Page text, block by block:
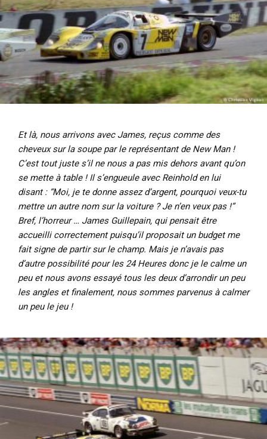
Et là, nous arrivons avec James, reçus comme des
cheveux sur la soupe par le représentant de New Man !
C’est tout juste s’il ne nous a pas mis dehors avant qu’on
se mette à table ! Il s’engueule avec Reinhold en lui
disant : “Moi, je te donne assez d’argent, pourquoi veux-tu
mettre un autre nom sur la voiture ? Je n’en veux pas !”
Bref, l’horreur … James Guillepain, qui pensait être
accueilli correctement puisqu’il proposait un budget me
fait signe de partir sur le champ. Mais je n’avais pas
d’autre possibilité pour les 24 Heures donc je le calme un
peu et nous avons essayé tous les deux d’arrondir un peu
les angles et finalement, nous sommes parvenus à calmer
un peu le jeu !